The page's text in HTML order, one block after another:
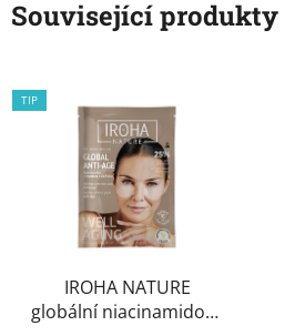
Související produkty
TIP
IROHA NATURE
globální niacinamidové